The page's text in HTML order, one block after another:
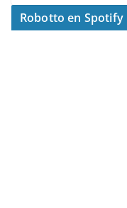
Robotto en Spotify